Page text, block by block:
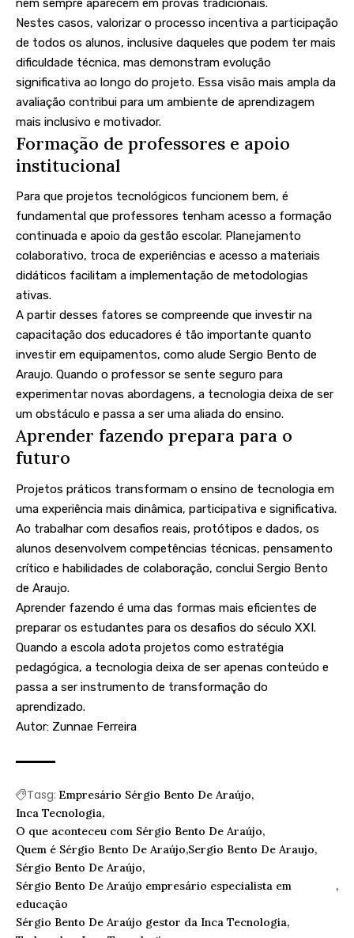
Nestes casos, valorizar o processo incentiva a participação
de todos os alunos, inclusive daqueles que podem ter mais
dificuldade técnica, mas demonstram evolução
significativa ao longo do projeto. Essa visão mais ampla da
avaliação contribui para um ambiente de aprendizagem
mais inclusivo e motivador.
Formação de professores e apoio
institucional
Para que projetos tecnológicos funcionem bem, é
fundamental que professores tenham acesso a formação
continuada e apoio da gestão escolar. Planejamento
colaborativo, troca de experiências e acesso a materiais
didáticos facilitam a implementação de metodologias
ativas.
A partir desses fatores se compreende que investir na
capacitação dos educadores é tão importante quanto
investir em equipamentos, como alude Sergio Bento de
Araujo. Quando o professor se sente seguro para
experimentar novas abordagens, a tecnologia deixa de ser
um obstáculo e passa a ser uma aliada do ensino.
Aprender fazendo prepara para o
futuro
Projetos práticos transformam o ensino de tecnologia em
uma experiência mais dinâmica, participativa e significativa.
Ao trabalhar com desafios reais, protótipos e dados, os
alunos desenvolvem competências técnicas, pensamento
crítico e habilidades de colaboração, conclui Sergio Bento
de Araujo.
Aprender fazendo é uma das formas mais eficientes de
preparar os estudantes para os desafios do século XXI.
Quando a escola adota projetos como estratégia
pedagógica, a tecnologia deixa de ser apenas conteúdo e
passa a ser instrumento de transformação do
aprendizado.
Autor: Zunnae Ferreira
Tasg: Empresário Sérgio Bento De Araújo
Inca Tecnologia
O que aconteceu com Sérgio Bento De Araújo
Quem é Sérgio Bento De Araújo Sergio Bento De Araujo
Sérgio Bento De Araújo
Sérgio Bento De Araújo empresário especialista em
educação
Sérgio Bento De Araújo gestor da Inca Tecnologia